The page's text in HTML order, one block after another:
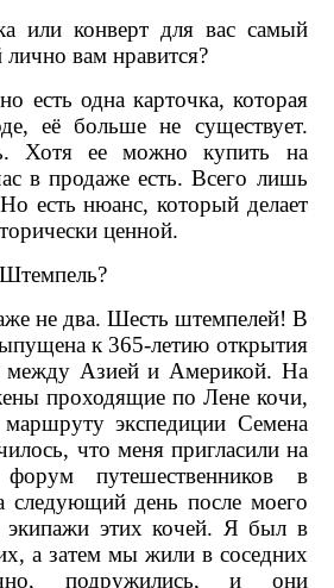
или конверт для вас самый
вам нравится?
есть одна карточка, которая
её больше не существует.
Хотя ее можно купить на
в продаже есть. Всего лишь
есть нюанс, который делает
ценной.
не два. Шесть штемпелей! В
к 365-летию открытия
между Азией и Америкой. На
проходящие по Лене кочи,
экспедиции Семена
что меня пригласили на
путешественников в
следующий день после моего
экипажи этих кочей. Я был в
а затем мы жили в соседних
подружились, и они